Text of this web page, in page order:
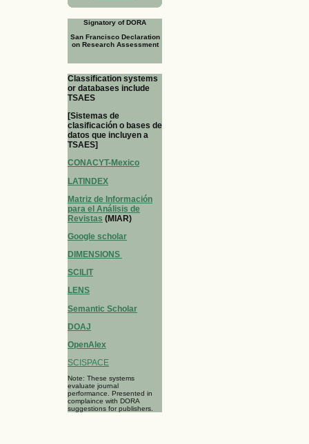
Signatory of DORA
San Francisco Declaration
on Research Assessment
Classification systems
or databases include
TSAES
[Sistemas de
clasificación o bases de
datos que incluyen a
TSAES]
CONACYT-Mexico
LATINDEX
Matriz de Información
para el Análisis de
Revistas (MIAR)
Google scholar
DIMENSIONS
SCILIT
LENS
Semantic Scholar
DOAJ
OpenAlex
SCISPACE
Note: These systems
evaluate journal
performance. Presented in
complaince with DORA
suggestions for publishers.